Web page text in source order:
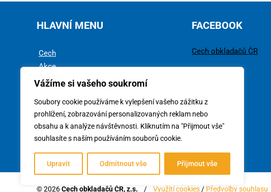
Vážíme si vašeho soukromí
Soubory cookie používáme k vylepšení vašeho zážitku z
prohlížení, zobrazování personalizovaných reklam nebo
obsahu a k analýze návštěvnosti. Kliknutím na "Přijmout vše"
souhlasíte s naším používáním souborů cookie.
Upravit Odmítnout vše Přijmout vše
HLAVNÍ MENU
Cech
Akce
Rady a tipy
Ke stažení
FACEBOOK
Cech obkladačů ČR
© 2026Cech obkladačů ČR, z.s. / Využití cookies / Předvolby souhlasu